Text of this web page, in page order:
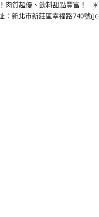
肉質超優、飲料甜點豐富！
市新莊區幸福路740號